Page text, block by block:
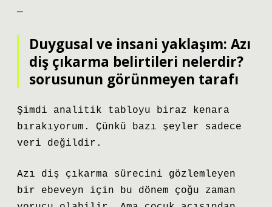
—
Duygusal ve insani yaklaşım: Azı
diş çıkarma belirtileri nelerdir?
sorusunun görünmeyen tarafı
Şimdi analitik tabloyu biraz kenara
bırakıyorum. Çünkü bazı şeyler sadece
veri değildir.
Azı diş çıkarma sürecini gözlemleyen
bir ebeveyn için bu dönem çoğu zaman